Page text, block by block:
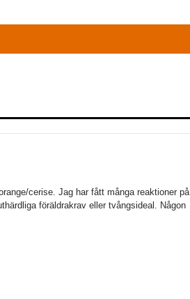
cerise. Jag har fått många reaktioner
föräldrakrav eller tvångsideal. Någon